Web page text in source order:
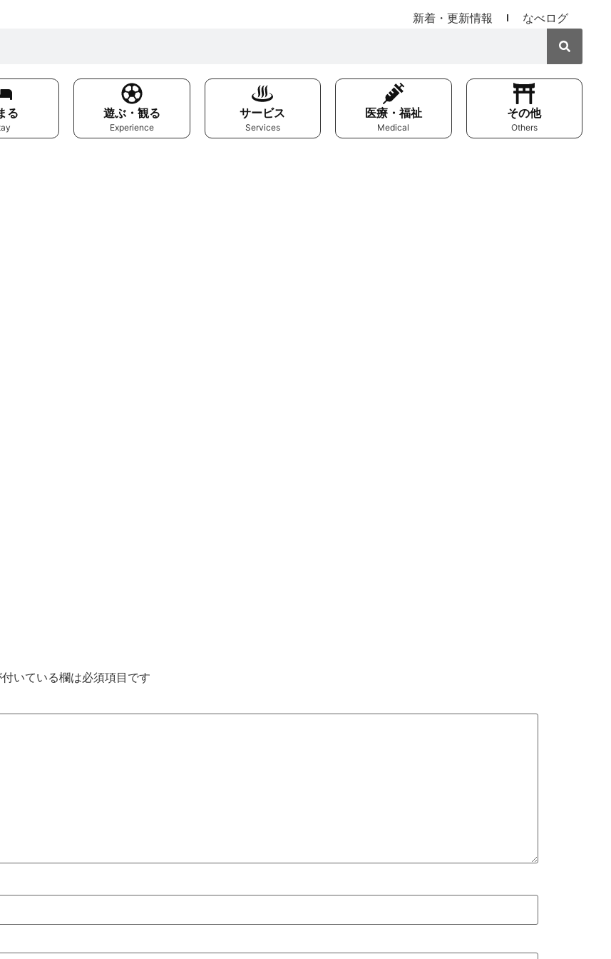
新着・更新情報 なべログ
る 遊ぶ・観る
Experience
サービス
Services
医療・福祉
Medical
その他
Others
付いている欄は必須項目です